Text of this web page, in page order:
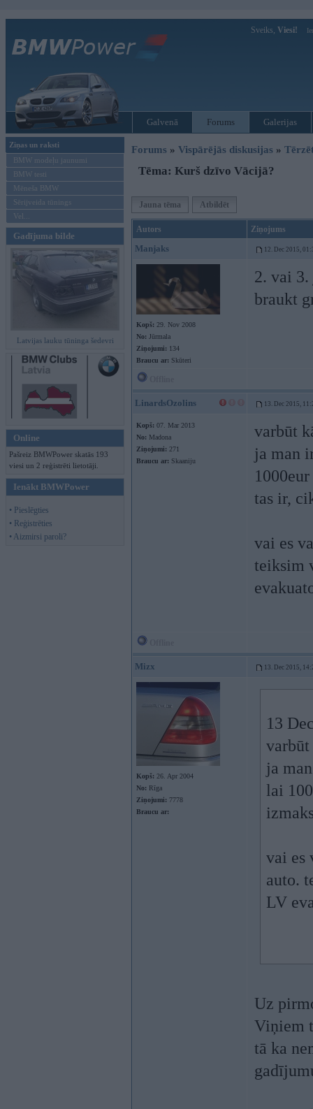
Sveiks, Viesi!
Galvenā Forums Galerijas
Ziņas un raksti
BMW modeļu jaunumi
BMW testi
Mēneša BMW
Sērijveida tūnings
Vel...
Gadījuma bilde
Latvijas lauku tūninga šedevri
Online
Pašreiz BMWPower skatās 193
viesi un 2 reģistrēti lietotāji.
Ienākt BMWPower
• Pieslēgties
• Reģistrēties
• Aizmirsi paroli?
Forums » Vispārējās diskusijas »
Tēma: Kurš dzīvo Vācijā?
Jauna tēma Atbildēt
Autors Ziņojums
Manjaks 12. Dec 2015,
Kopš: 29. Nov 2008
No: Jūrmala
Ziņojumi: 134
Braucu ar: Skūteri
2. vai
braukt
LinardsOzolins 13. Dec 2015,
Kopš: 07. Mar 2013
No: Madona
Ziņojumi: 271
Braucu ar: Skaaniju
varbūt
ja man
tas ir,
vai es
teiksim
Mizx 13. Dec 2015,
Kopš: 26. Apr 2004
No: Rīga
Ziņojumi: 7778
Braucu ar:
13
ja
lai
vai es
auto.
LV
Uz
Viņiem
tā ka